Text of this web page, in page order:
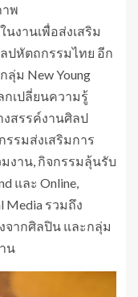
พ
งานเพื่อส่งเสริม
ปหัตถกรรมไทย อีก
ม New Young
กเปลี่ยนความรู้
สรรค์งานศิลป
รมส่งเสริมการ
งาน, กิจกรรมลุ้นรับ
และ Online,
Media รวมถึง
จากศิลปิน และกลุ่ม
น